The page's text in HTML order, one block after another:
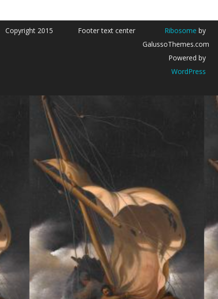
Copyright 2015 Footer text center Ribosome by
GalussoThemes.com
Powered by
WordPress